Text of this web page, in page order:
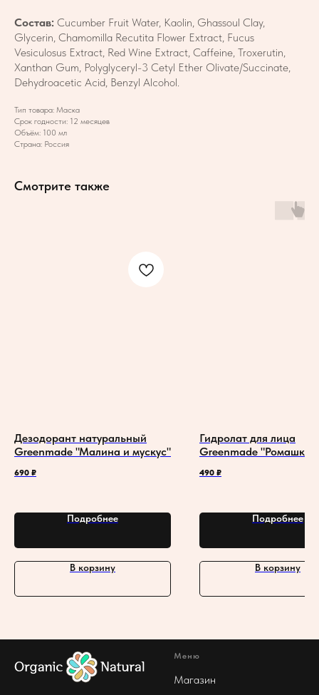
Состав: Cucumber Fruit Water, Kaolin, Ghassoul Clay,
Glycerin, Chamomilla Recutita Flower Extract, Fucus
Vesiculosus Extract, Red Wine Extract, Caffeine, Troxerutin,
Xanthan Gum, Polyglyceryl-3 Cetyl Ether Olivate/Succinate,
Dehydroacetic Acid, Benzyl Alcohol.
Тип товара: Маска
Срок годности: 12 месяцев
Объём: 100 мл
Страна: Россия
Смотрите также
Дезодорант натуральный
Greenmade "Малина и мускус"
690 ₽
Подробнее
В корзину
Гидролат для лица
Greenmade "Ромашка"
490 ₽
Подробнее
В корзину
Меню
Магазин